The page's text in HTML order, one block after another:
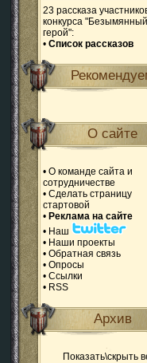
23 рассказа
конкурса "Безымянный
герой":
• Список рассказов
О сайте
• О команде сайта и
сотрудничестве
• Сделать страницу
стартовой
• Реклама на сайте
• Наш
• Наши проекты
• Обратная связь
• Опросы
• Ссылки
• RSS
Архив
Показать\скрыть